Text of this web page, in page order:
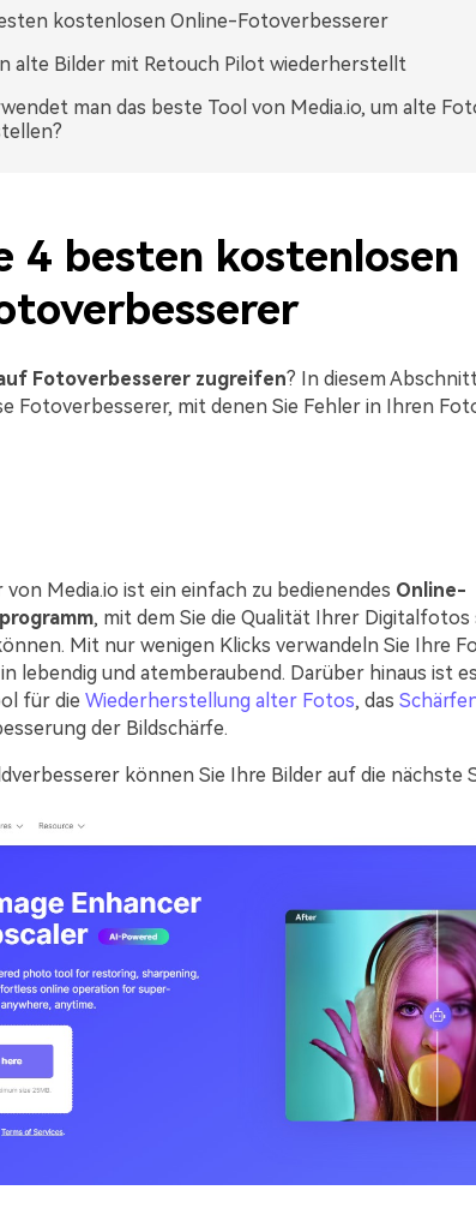
kostenlosen Online-Fotoverbesserer
alte Bilder mit Retouch Pilot wiederherstellt
man das beste Tool von Media.io, um alte
4 besten kostenlosen
Fotoverbesserer zugreifen? In diesem
Fotoverbesserer, mit denen Sie Fehler in Ihren
Media.io ist ein einfach zu bedienendes Online-
, mit dem Sie die Qualität Ihrer Digitalfotos
Mit nur wenigen Klicks verwandeln Sie Ihre
lebendig und atemberaubend. Darüber hinaus ist
für die Wiederherstellung alter Fotos, das
der Bildschärfe.
können Sie Ihre Bilder auf die nächste